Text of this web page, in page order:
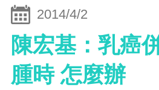
2014/4/2
陳宏基：乳癌
腫時 怎麼辦